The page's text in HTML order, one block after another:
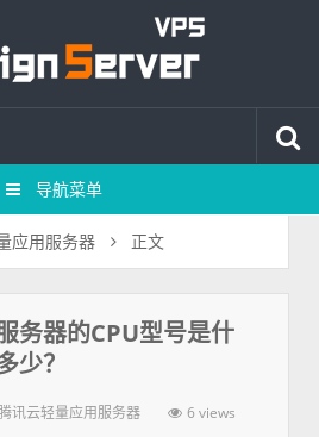
导航菜单
应用服务器 正文
务器的CPU型号是什
少？
讯云轻量应用服务器 6 views